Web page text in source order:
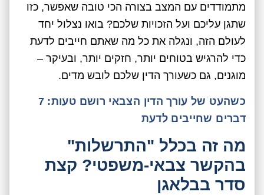
מתמודדים עם המצב בצורה הכי טובה שאפשר, כזו
שתגן עליכם ועל הזכויות שלכם? בואו נצלול יחד
לעולם הזה, ונגלה את כל מה שאתם חייבים לדעת
כדי להרגיש בטוחים יותר, חזקים יותר, ובעיקר –
מוגנים, גם כשעורך הדין שלכם לובש מדים.
כשהעט של עורך הדין הצבאי רושם טעות: 7
דברים שחייבים לדעת
מה זה בכלל "התרשלות"
בהקשר צבאי-משפטי? קצת
סדר בבלאגן